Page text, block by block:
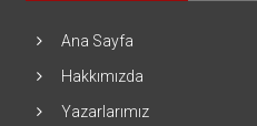
Ana Sayfa
Hakkımızda
Yazarlarımız